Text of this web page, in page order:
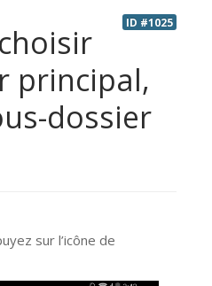
ID #1025
principal,
dossier
sur l’icône de